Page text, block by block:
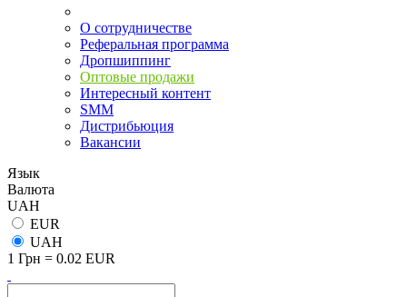
О сотрудничестве
Реферальная программа
Дропшиппинг
Оптовые продажи
Интересный контент
SMM
Дистрибьюция
Вакансии
Язык
Валюта
UAH
EUR
UAH
1 Грн = 0.02 EUR